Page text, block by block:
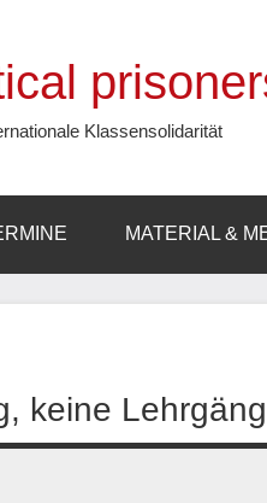
Klassensolidarität
MATERIAL &
keine